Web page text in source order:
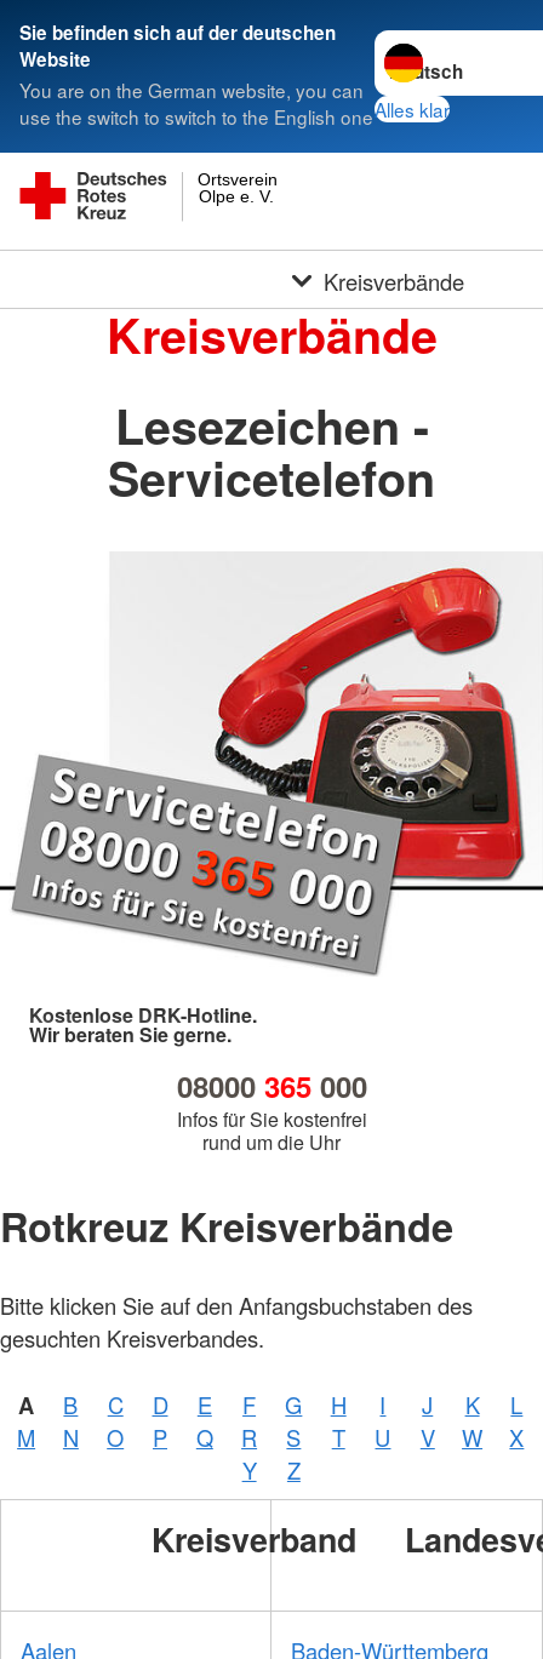
Sie befinden sich auf der deutschen
Website
You are on the German website, you can
use the switch to switch to the English one
Sprache wechseln
Alles klar
Olpe e. V.
Ortsverein
Kreisverbände
Kreisverbände
Lesezeichen -
Servicetelefon
Kostenlose DRK-Hotline.
Wir beraten Sie gerne.
08000 365000
Infos für Sie kostenfrei
rund um die Uhr
Rotkreuz Kreisverbände
Bitte klicken Sie auf den Anfangsbuchstaben des
gesuchten Kreisverbandes.
A B C D E F G H I J K
L
M
N O P Q R S T U V W
X
Y
Z
Kreisverband
Aalen Baden-Württemberg